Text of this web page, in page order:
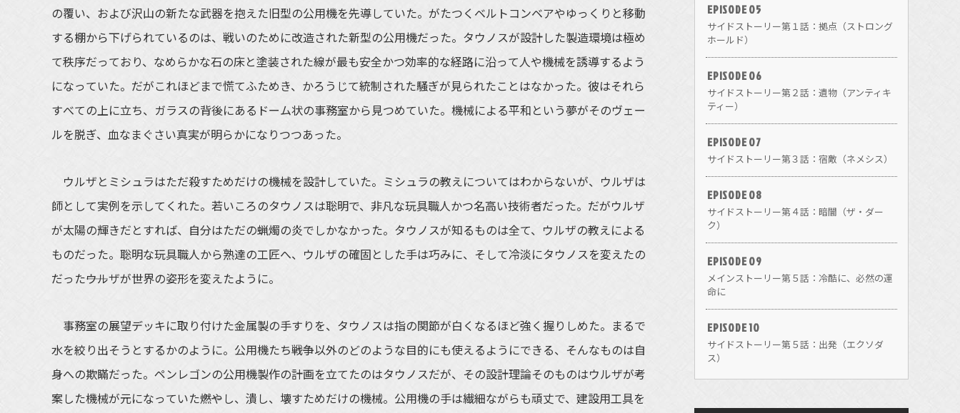
の覆い、および沢山の新たな武器を抱えた旧型の公用機を先導していた。がたつくベルトコンベアやゆっくりと移動
する棚から下げられているのは、戦いのために改造された新型の公用機だった。タウノスが設計した製造環境は極め
て秩序だっており、なめらかな石の床と塗装された線が最も安全かつ効率的な経路に沿って人や機械を誘導するよう
になっていた。だがこれほどまで慌てふためき、かろうじて統制された騒ぎが見られたことはなかった。彼はそれら
すべての上に立ち、ガラスの背後にあるドーム状の事務室から見つめていた。機械による平和という夢がそのヴェー
ルを脱ぎ、血なまぐさい真実が明らかになりつつあった。
ウルザとミシュラはただ殺すためだけの機械を設計していた。ミシュラの教えについてはわからないが、ウルザは
師として実例を示してくれた。若いころのタウノスは聡明で、非凡な玩具職人かつ名高い技術者だった。だがウルザ
が太陽の輝きだとすれば、自分はただの蝋燭の炎でしかなかった。タウノスが知るものは全て、ウルザの教えによる
ものだった。聡明な玩具職人から熟達の工匠へ、ウルザの確固とした手は巧みに、そして冷淡にタウノスを変えたの
だった――ウルザが世界の姿形を変えたように。
事務室の展望デッキに取り付けた金属製の手すりを、タウノスは指の関節が白くなるほど強く握りしめた。まるで
水を絞り出そうとするかのように。公用機たち――戦争以外のどのような目的にも使えるようにできる、そんなものは自
身への欺瞞だった。ペンレゴンの公用機製作の計画を立てたのはタウノスだが、その設計理論そのものはウルザが考
案した機械が元になっていた――燃やし、潰し、壊すためだけの機械。公用機の手は繊細ながらも頑丈で、建設用工具を
EPISODE 05
サイドストーリー第１話：拠点（ストロング
ホールド）
EPISODE 06
サイドストーリー第２話：遺物（アンティキ
ティー）
EPISODE 07
サイドストーリー第３話：宿敵（ネメシス）
EPISODE 08
サイドストーリー第４話：暗闇（ザ・ダー
ク）
EPISODE 09
メインストーリー第５話：冷酷に、必然の運
命に
EPISODE 10
サイドストーリー第５話：出発（エクソダ
ス）